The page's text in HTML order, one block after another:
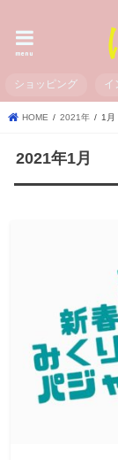
menu
ショッピング イ
HOME 2021年 1月
2021年1月